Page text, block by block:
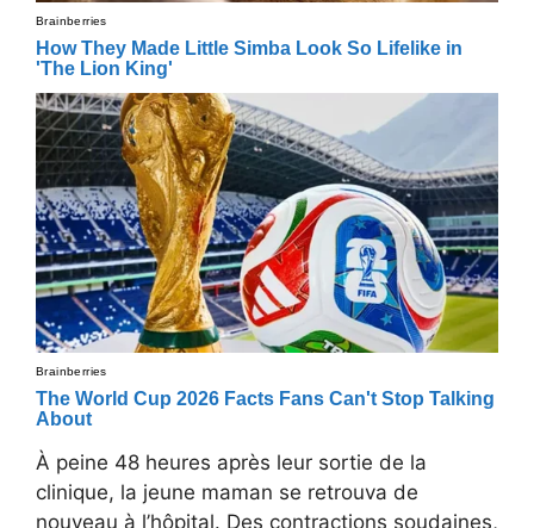
À peine 48 heures après leur sortie de la
clinique, la jeune maman se retrouva de
nouveau à l’hôpital. Des contractions soudaines,